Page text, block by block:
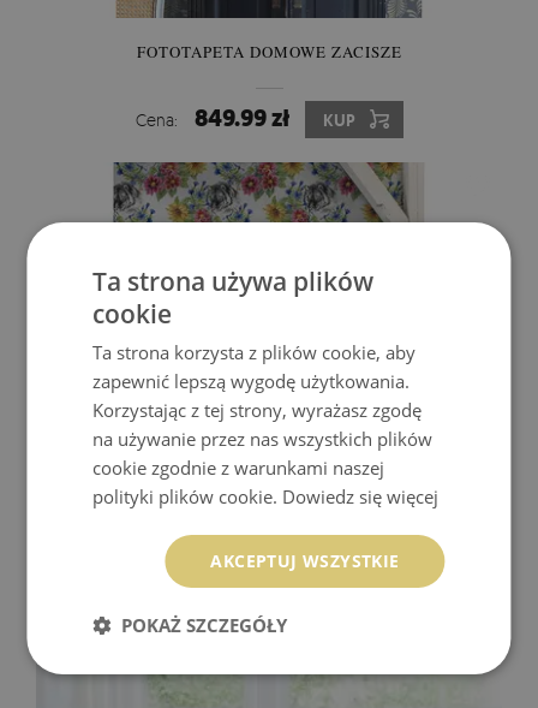
FOTOTAPETA DOMOWE ZACISZE
Cena: 849.99 zł KUP
Cena: 849.99 zł KUP
Ta strona używa plików
cookie
Ta strona korzysta z plików cookie, aby
zapewnić lepszą wygodę użytkowania.
Korzystając z tej strony, wyrażasz zgodę
na używanie przez nas wszystkich plików
cookie zgodnie z warunkami naszej
polityki plików cookie. Dowiedz się więcej
AKCEPTUJ WSZYSTKIE
POKAŻ SZCZEGÓŁY